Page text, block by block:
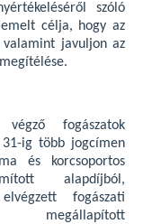
szóló
célja, hogy az
valamint javuljon az
fogászatok
31-ig több jogcímen
és korcsoportos
alapdíjból,
fogászati
megállapított